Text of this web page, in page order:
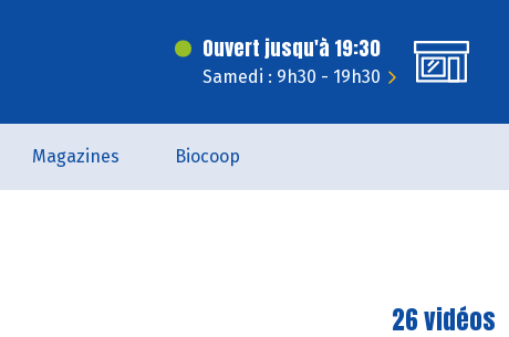
Ouvert jusqu'à 19:30
Samedi : 9h30 - 19h30
Magazines Biocoop
26 vidéos